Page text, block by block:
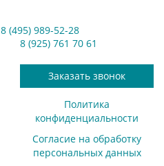
8 (495) 989-52-28
8 (925) 761 70 61
Заказать звонок
Политика
конфиденциальности
Согласие на обработку
персональных данных